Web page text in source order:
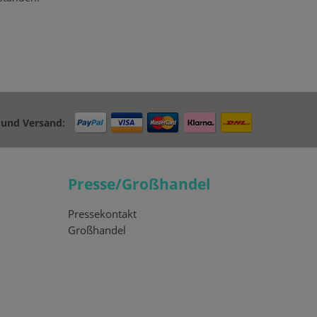
Versand:
Presse/Großhandel
Pressekontakt
Großhandel